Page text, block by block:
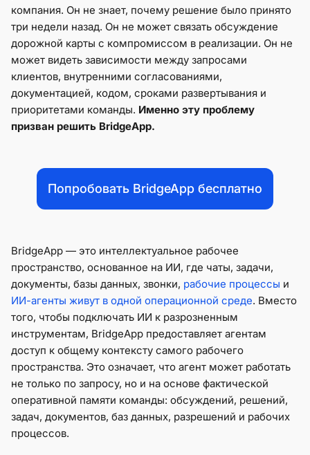
компания. Он не знает, почему решение было принято
три недели назад. Он не может связать обсуждение
дорожной карты с компромиссом в реализации. Он не
может видеть зависимости между запросами
клиентов, внутренними согласованиями,
документацией, кодом, сроками развертывания и
приоритетами команды. Именно эту проблему
призван решить BridgeApp.
Попробовать BridgeApp бесплатно
BridgeApp — это интеллектуальное рабочее
пространство, основанное на ИИ, где чаты, задачи,
документы, базы данных, звонки, рабочие процессы и
ИИ-агенты живут в одной операционной среде. Вместо
того, чтобы подключать ИИ к разрозненным
инструментам, BridgeApp предоставляет агентам
доступ к общему контексту самого рабочего
пространства. Это означает, что агент может работать
не только по запросу, но и на основе фактической
оперативной памяти команды: обсуждений, решений,
задач, документов, баз данных, разрешений и рабочих
процессов.